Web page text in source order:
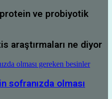
protein ve probiyotik
araştırmaları ne diyor
olması gereken besinler
sofranızda olması